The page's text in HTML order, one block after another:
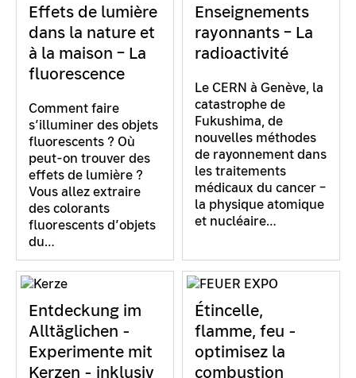
Effets de lumière
dans la nature et
à la maison – La
fluorescence
Comment faire
s’illuminer des objets
fluorescents ? Où
peut-on trouver des
effets de lumière ?
Vous allez extraire
des colorants
fluorescents d’objets
du…
Enseignements
rayonnants – La
radioactivité
Le CERN à Genève, la
catastrophe de
Fukushima, de
nouvelles méthodes
de rayonnement dans
les traitements
médicaux du cancer –
la physique atomique
et nucléaire…
Entdeckung im
Alltäglichen -
Experimente mit
Kerzen - inklusiv
Étincelle,
flamme, feu -
optimisez la
combustion